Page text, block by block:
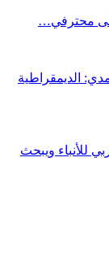
محترفي…
الديمقراطية
للأنباء ويبحث